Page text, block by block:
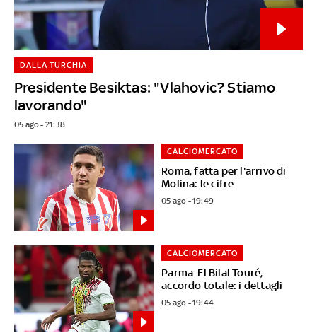
Presidente Besiktas: "Vlahovic? Stiamo
lavorando"
DALLA TURCHIA
05 ago - 21:38
Roma, fatta per l'arrivo di
Molina: le cifre
CALCIOMERCATO
05 ago - 19:49
Parma-El Bilal Touré,
accordo totale: i dettagli
CALCIOMERCATO
05 ago - 19:44